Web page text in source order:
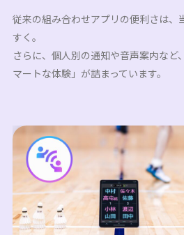
従来の組み合わせアプリの便利さは、
すく。
さらに、個人別の通知や音声案内など
マートな体験」が詰まっています。